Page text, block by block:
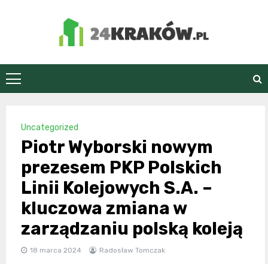
24Kraków.pl
Uncategorized
Piotr Wyborski nowym
prezesem PKP Polskich
Linii Kolejowych S.A. –
kluczowa zmiana w
zarządzaniu polską koleją
18 marca 2024 Radosław Tomczak